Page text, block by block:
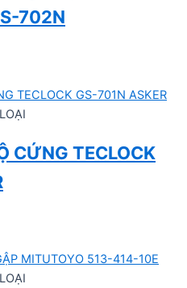
702N
CỨNG TECLOCK